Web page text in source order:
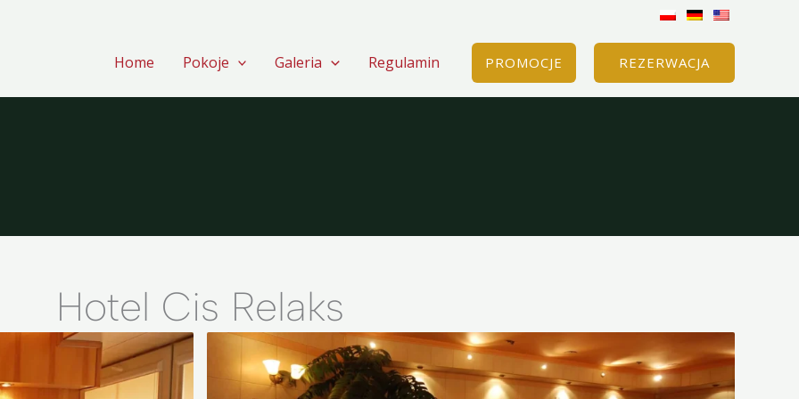
Home Pokoje Galeria Regulamin PROMOCJE REZERWACJA
Hotel Cis Relaks